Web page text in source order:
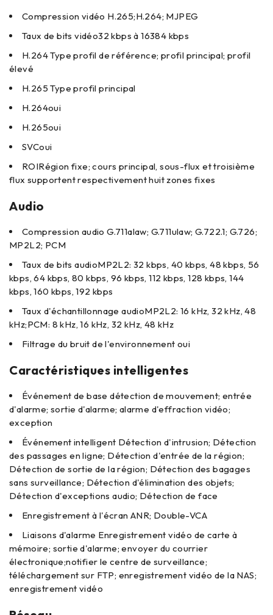
Compression vidéo H.265;H.264; MJPEG
Taux de bits vidéo32 kbps à 16384 kbps
H.264 Typeprofil de référence; profil principal; profil
élevé
H.265 Typeprofil principal
H.264oui
H.265oui
SVCoui
ROIRégion fixe; cours principal, sous-flux et troisième
flux supportent respectivement huit zones fixes
Audio
Compression audioG.711alaw; G.711ulaw; G.722.1; G.726;
MP2L2; PCM
Taux de bits audioMP2L2: 32 kbps, 40 kbps, 48 kbps, 56
kbps, 64 kbps, 80 kbps, 96 kbps, 112 kbps, 128 kbps, 144
kbps, 160 kbps, 192 kbps
Taux d'échantillonnage audioMP2L2: 16 kHz, 32 kHz, 48
kHz;PCM: 8 kHz, 16 kHz, 32 kHz, 48 kHz
Filtrage du bruit de l'environnement oui
Caractéristiques intelligentes
Événement de basedétection de mouvement; entrée
d'alarme; sortie d'alarme; alarme d'effraction vidéo;
exception
Événement intelligent Détection d'intrusion; Détection
des passages en ligne; Détection d'entrée de la région;
Détection de sortie de la région; Détection des bagages
sans surveillance; Détection d'élimination des objets;
Détection d'exceptions audio; Détection de face
Enregistrement à l'écran ANR; Double-VCA
Liaisons d'alarme Enregistrement vidéo de carte à
mémoire; sortie d'alarme; envoyer du courrier
électronique;notifier le centre de surveillance;
téléchargement sur FTP; enregistrement vidéo de la NAS;
enregistrement vidéo